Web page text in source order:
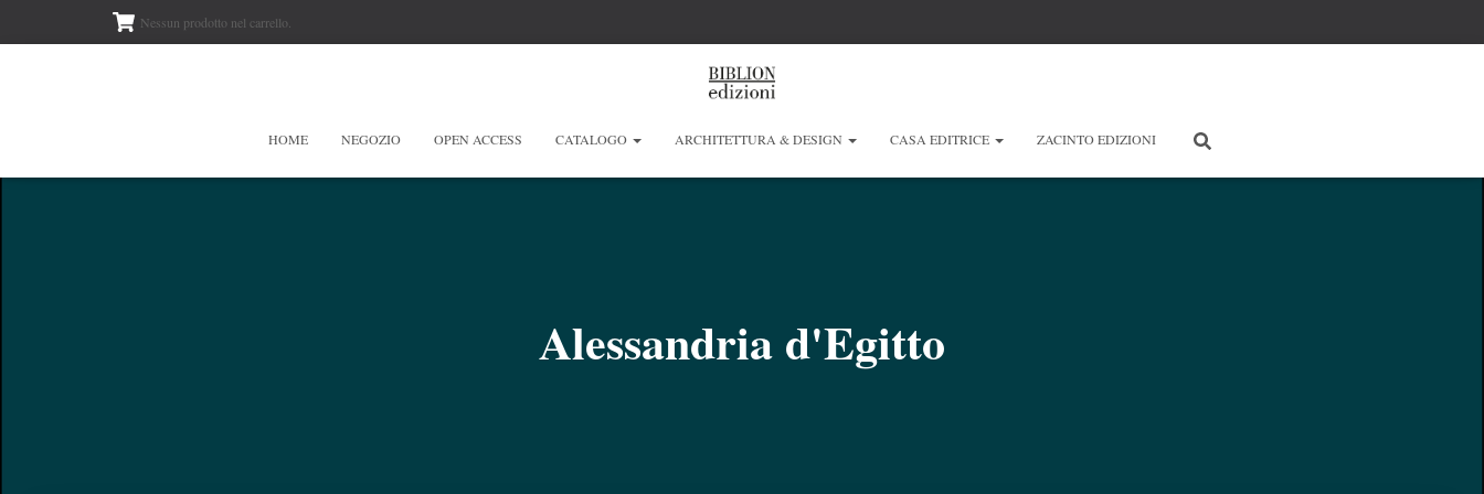
Nessun prodotto nel carrello.
HOME NEGOZIO OPEN ACCESS CATALOGO ARCHITETTURA & DESIGN CASA EDITRICE ZACINTO EDIZIONI
Alessandria d'Egitto